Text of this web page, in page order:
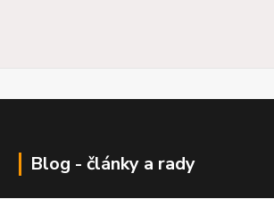
Blog - články a rady